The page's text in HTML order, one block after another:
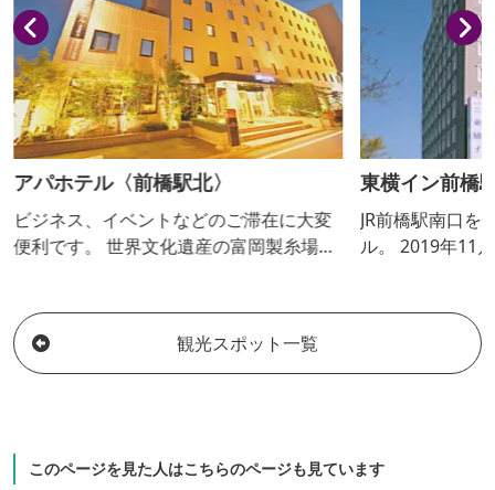
アパホテル〈前橋駅北〉
ビジネス、イベントなどのご滞在に大変
便利です。 世界文化遺産の富岡製糸場ま
よりビデオ・オンデマンドも全室無料と
なりました。
東横イン前橋
JR前橋駅南口を
ル。 2019年11
観光スポット一覧
このページを見た人はこちらのページも見ています